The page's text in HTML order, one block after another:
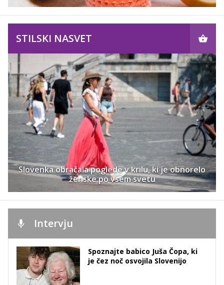
STILSKI NASVET
Slovenka obračala poglede v krilu, ki je obnorelo
ženske po vsem svetu
Intervju
Spoznajte babico Juša Čopa, ki
je čez noč osvojila Slovenijo